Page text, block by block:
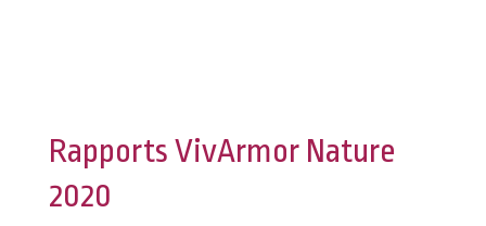
Rapports VivArmor Nature
2020